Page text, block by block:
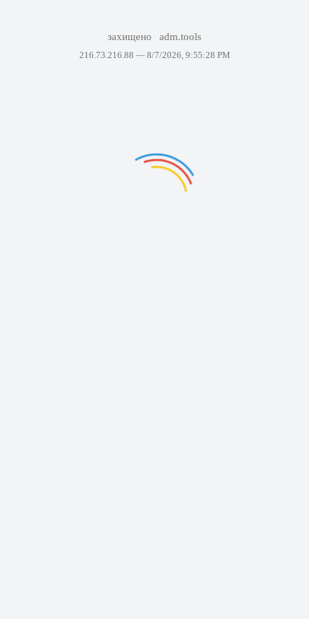
захищено adm.tools
216.73.216.88 — 8/7/2026, 9:55:28 PM